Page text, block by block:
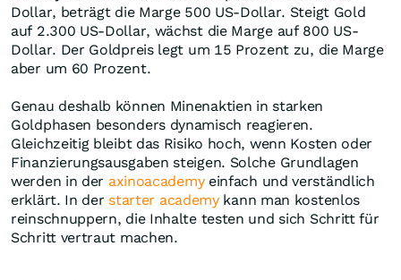
Vergrößern
Quelle: Bloomberg; Analyse von Tavi Costa / Azuria Capital
Der Hebel hinter Goldminen
Goldminenaktien bewegen sich häufig stärker als der
Goldpreis selbst. Der Grund ist die operative
Hebelwirkung: Steigt der Goldpreis, können die
Gewinne eines Produzenten überproportional zulegen,
sofern Förderkosten, Energiepreise und Löhne nicht im
gleichen Tempo steigen. Ein einfaches Beispiel zeigt den
Effekt: Liegen die Produktionskosten bei 1.500 US-